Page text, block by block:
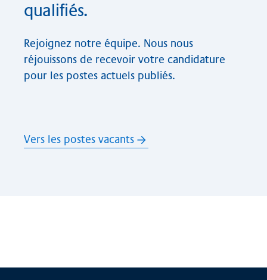
qualifiés.
Rejoignez notre équipe. Nous nous
réjouissons de recevoir votre candidature
pour les postes actuels publiés.
Vers les postes vacants